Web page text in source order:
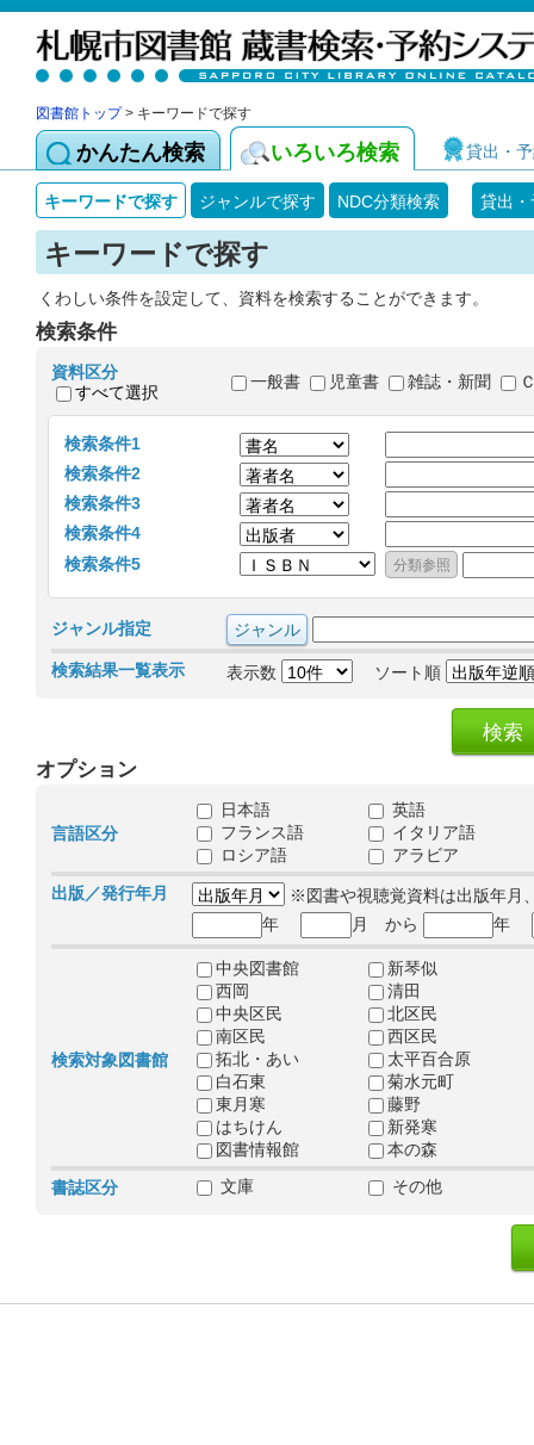
図書館トップ> キーワードで探す
かんたん検索 いろいろ検索 貸出・
キーワードで探す ジャンルで探す NDC分類検索 貸出
キーワードで探す
くわしい条件を設定して、資料を検索することができます。
検索条件
資料区分
すべて選択
一般書 児童書 雑誌・新聞
検索条件1
検索条件2
検索条件3
検索条件4
検索条件5
ジャンル指定
検索結果一覧表示 表示数 ソート順
オプション
言語区分
日本語
英語
フランス語
イタリア語
ロシア語
アラビア
出版／発行年月
※図書や視聴覚資料は出版年月
年
月 から 年
検索対象図書館
中央図書館
新琴似
西岡
清田
中央区民
北区民
南区民
西区民
拓北・あい
太平百合原
白石東
菊水元町
東月寒
藤野
はちけん
新発寒
図書情報館
本の森
書誌区分
文庫 その他